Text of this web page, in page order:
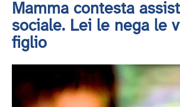
Mamma contesta
sociale. Lei le nega le
figlio